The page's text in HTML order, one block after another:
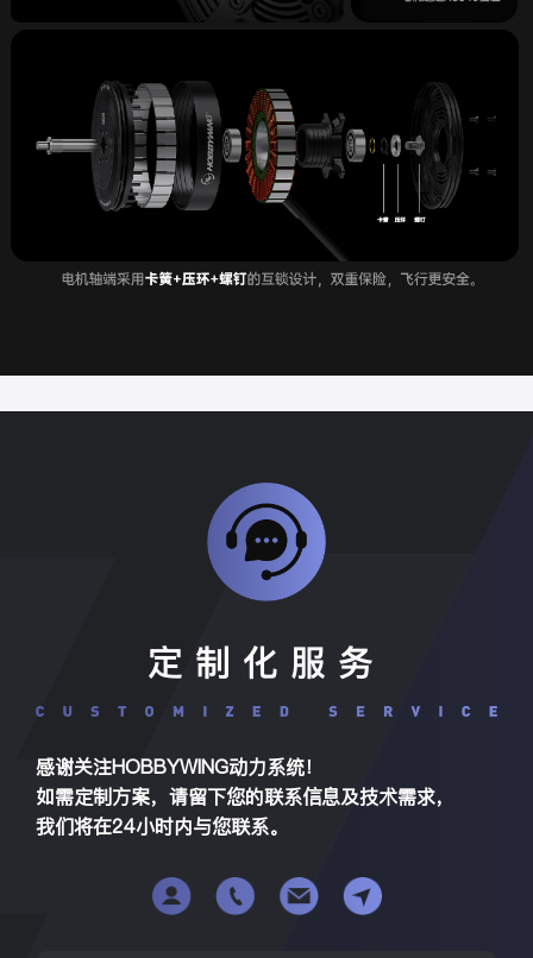
定制化服务
感谢关注HOBBYWING动力系统！
如需定制方案，请留下您的联系信息及技术需求，
我们将在24小时内与您联系。